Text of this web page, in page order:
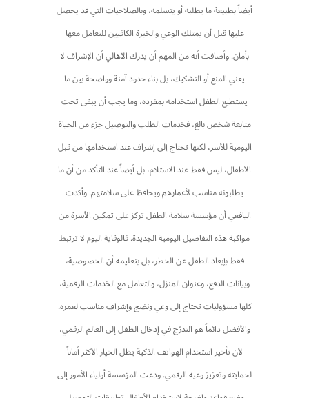
أيضاً بطبيعة ما يطلبه أو يتسلمه، وبالصلاحيات التي قد يحصل
عليها قبل أن يمتلك الوعي والخبرة الكافيين للتعامل معها
بأمان. وأضافت أنه من المهم أن يدرك الأهالي أن الإشراف لا
يعني المنع أو التشكيك، بل بناء حدود آمنة وواضحة بين ما
يستطيع الطفل استخدامه بمفرده، وما يجب أن يبقى تحت
متابعة شخص بالغ، فخدمات الطلب والتوصيل جزء من الحياة
اليومية للأسر، لكنها تحتاج إلى إشراف عند استخدامها من قبل
الأطفال، ليس فقط عند الاستلام، بل أيضاً عند التأكد من أن ما
يطلبونه مناسب لأعمارهم ويحافظ على سلامتهم. وأكدت
اليافعي أن مؤسسة سلامة الطفل تركز على تمكين الأسرة من
مواكبة هذه التفاصيل اليومية الجديدة. فالوقاية اليوم لا ترتبط
فقط بإبعاد الطفل عن الخطر، بل بتعليمه أن الخصوصية،
وبيانات الدفع، وعنوان المنزل، والتعامل مع الخدمات الرقمية،
كلها مسؤوليات تحتاج إلى وعي ونضج وإشراف مناسب لعمره.
والأفضل دائماً هو التدرّج في إدخال الطفل إلى العالم الرقمي،
لأن تأخير استخدام الهواتف الذكية يظل الخيار الأكثر أماناً
لحمايته وتعزيز وعيه الرقمي. ودعت المؤسسة أولياء الأمور إلى